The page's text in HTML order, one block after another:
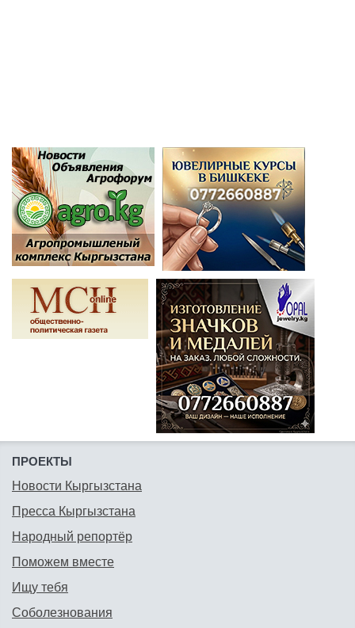
ПРОЕКТЫ
Новости Кыргызстана
Пресса Кыргызстана
Народный репортёр
Поможем вместе
Ищу тебя
Соболезнования